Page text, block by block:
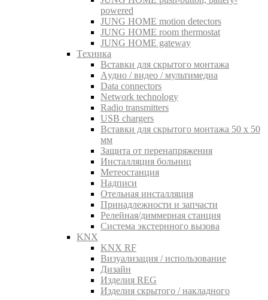
powered
JUNG HOME motion detectors
JUNG HOME room thermostat
JUNG HOME gateway
Tехника
Вставки для скрытого монтажа
Aудио / видео / мультимедиа
Data connectors
Network technology
Radio transmitters
USB chargers
Вставки для скрытого монтажа 50 x 50
мм
Защита от перенапряжения
Инсталляция больниц
Метеостанция
Надписи
Отельная инсталляция
Принадлежности и запчасти
Релейная/диммерная станция
Система экстернного вызова
KNX
KNX RF
Визуализация / использование
Дизайн
Изделия REG
Изделия скрытого / накладного